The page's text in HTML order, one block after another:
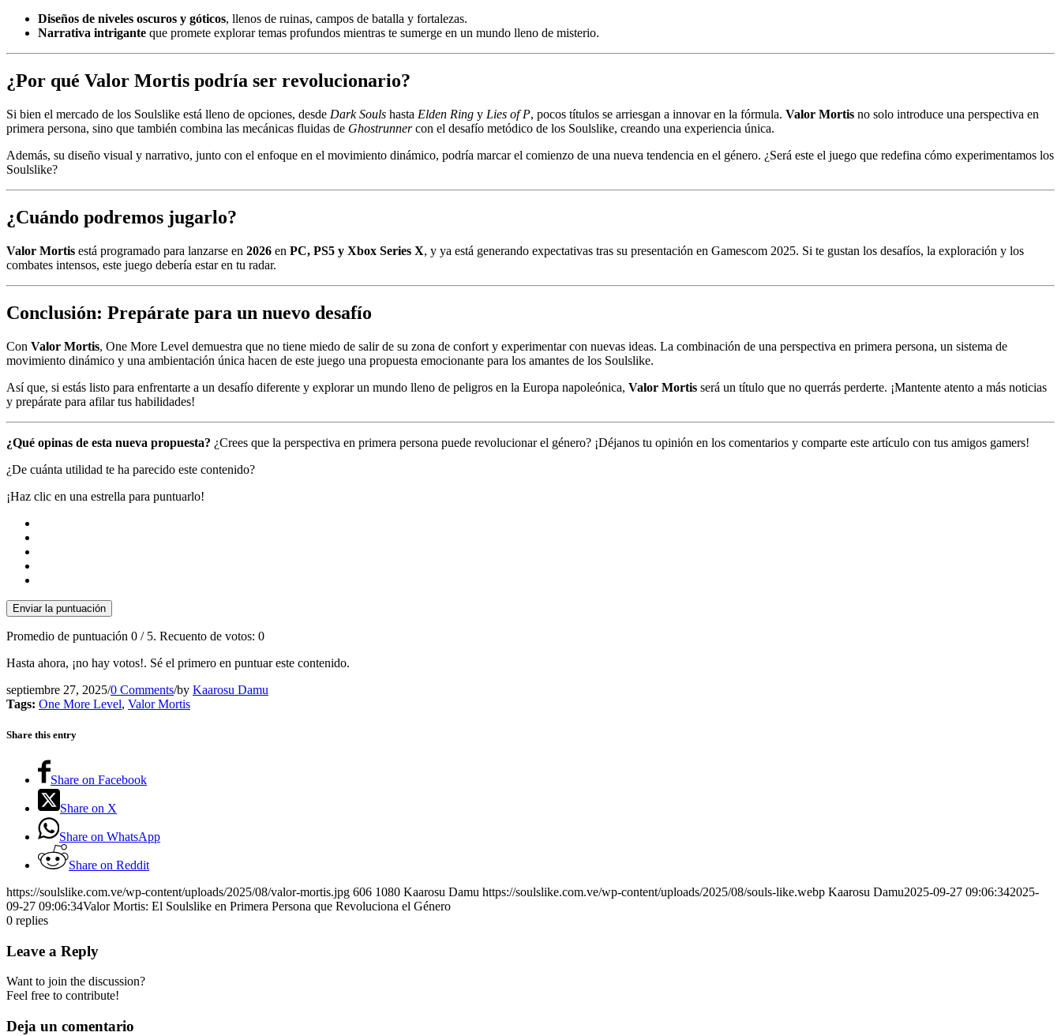
Diseños de niveles oscuros y góticos, llenos de ruinas, campos de batalla y fortalezas.
Narrativa intrigante que promete explorar temas profundos mientras te sumerge en un mundo lleno de misterio.
¿Por qué Valor Mortis podría ser revolucionario?
Si bien el mercado de los Soulslike está lleno de opciones, desde Dark Souls hasta Elden Ring y Lies of P, pocos títulos se arriesgan a innovar en la fórmula. Valor Mortis no solo introduce una perspectiva en
primera persona, sino que también combina las mecánicas fluidas de Ghostrunnercon el desafío metódico de los Soulslike, creando una experiencia única.
Además, su diseño visual y narrativo, junto con el enfoque en el movimiento dinámico, podría marcar el comienzo de una nueva tendencia en el género. ¿Será este el juego que redefina cómo experimentamos los
Soulslike?
¿Cuándo podremos jugarlo?
Valor Mortis está programado para lanzarse en 2026 en PC, PS5 y Xbox Series X, y ya está generando expectativas tras su presentación en Gamescom 2025. Si te gustan los desafíos, la exploración y los
combates intensos, este juego debería estar en tu radar.
Conclusión: Prepárate para un nuevo desafío
Con Valor Mortis, One More Level demuestra que no tiene miedo de salir de su zona de confort y experimentar con nuevas ideas. La combinación de una perspectiva en primera persona, un sistema de
movimiento dinámico y una ambientación única hacen de este juego una propuesta emocionante para los amantes de los Soulslike.
Así que, si estás listo para enfrentarte a un desafío diferente y explorar un mundo lleno de peligros en la Europa napoleónica, Valor Mortis será un título que no querrás perderte. ¡Mantente atento a más noticias
y prepárate para afilar tus habilidades!
¿Qué opinas de esta nueva propuesta? ¿Crees que la perspectiva en primera persona puede revolucionar el género? ¡Déjanos tu opinión en los comentarios y comparte este artículo con tus amigos gamers!
¿De cuánta utilidad te ha parecido este contenido?
¡Haz clic en una estrella para puntuarlo!
Enviar la puntuación
Promedio de puntuación 0 / 5. Recuento de votos: 0
Hasta ahora, ¡no hay votos!. Sé el primero en puntuar este contenido.
septiembre 27, 2025/0 Comments/by Kaarosu Damu
Tags: One More Level, Valor Mortis
Share this entry
Share on Facebook
Share on X
Share on WhatsApp
Share on Reddit
https://soulslike.com.ve/wp-content/uploads/2025/08/valor-mortis.jpg 606 1080 Kaarosu Damu https://soulslike.com.ve/wp-content/uploads/2025/08/souls-like.webp Kaarosu Damu2025-09-27 09:06:342025-
09-27 09:06:34Valor Mortis: El Soulslike en Primera Persona que Revoluciona el Género
0 replies
Leave a Reply
Want to join the discussion?
Feel free to contribute!
Deja un comentario